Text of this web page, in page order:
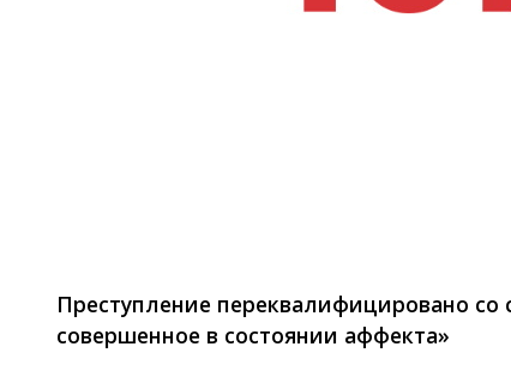
Преступление переквалифицировано со
совершенное в состоянии аффекта»